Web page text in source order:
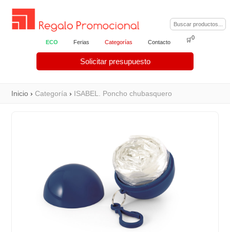
ECO Ferias Categorías Contacto
Solicitar presupuesto
🛒0
Inicio ›Categoría › ISABEL. Poncho chubasquero